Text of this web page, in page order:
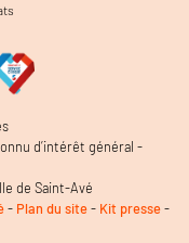
d’intérêt général -
de Saint-Avé
- Plan du site- Kit presse-